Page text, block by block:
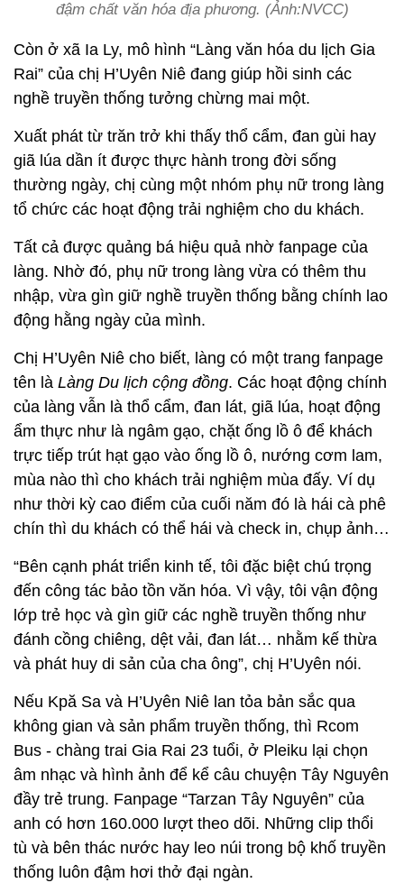
đậm chất văn hóa địa phương. (Ảnh:NVCC)
Còn ở xã Ia Ly, mô hình “Làng văn hóa du lịch Gia
Rai” của chị H’Uyên Niê đang giúp hồi sinh các
nghề truyền thống tưởng chừng mai một.
Xuất phát từ trăn trở khi thấy thổ cẩm, đan gùi hay
giã lúa dần ít được thực hành trong đời sống
thường ngày, chị cùng một nhóm phụ nữ trong làng
tổ chức các hoạt động trải nghiệm cho du khách.
Tất cả được quảng bá hiệu quả nhờ fanpage của
làng. Nhờ đó, phụ nữ trong làng vừa có thêm thu
nhập, vừa gìn giữ nghề truyền thống bằng chính lao
động hằng ngày của mình.
Chị H’Uyên Niê cho biết, làng có một trang fanpage
tên là Làng Du lịch cộng đồng. Các hoạt động chính
của làng vẫn là thổ cẩm, đan lát, giã lúa, hoạt động
ẩm thực như là ngâm gạo, chặt ống lồ ô để khách
trực tiếp trút hạt gạo vào ống lồ ô, nướng cơm lam,
mùa nào thì cho khách trải nghiệm mùa đấy. Ví dụ
như thời kỳ cao điểm của cuối năm đó là hái cà phê
chín thì du khách có thể hái và check in, chụp ảnh…
“Bên cạnh phát triển kinh tế, tôi đặc biệt chú trọng
đến công tác bảo tồn văn hóa. Vì vậy, tôi vận động
lớp trẻ học và gìn giữ các nghề truyền thống như
đánh cồng chiêng, dệt vải, đan lát… nhằm kế thừa
và phát huy di sản của cha ông”, chị H’Uyên nói.
Nếu Kpă Sa và H’Uyên Niê lan tỏa bản sắc qua
không gian và sản phẩm truyền thống, thì Rcom
Bus - chàng trai Gia Rai 23 tuổi, ở Pleiku lại chọn
âm nhạc và hình ảnh để kể câu chuyện Tây Nguyên
đầy trẻ trung. Fanpage “Tarzan Tây Nguyên” của
anh có hơn 160.000 lượt theo dõi. Những clip thổi
tù và bên thác nước hay leo núi trong bộ khố truyền
thống luôn đậm hơi thở đại ngàn.